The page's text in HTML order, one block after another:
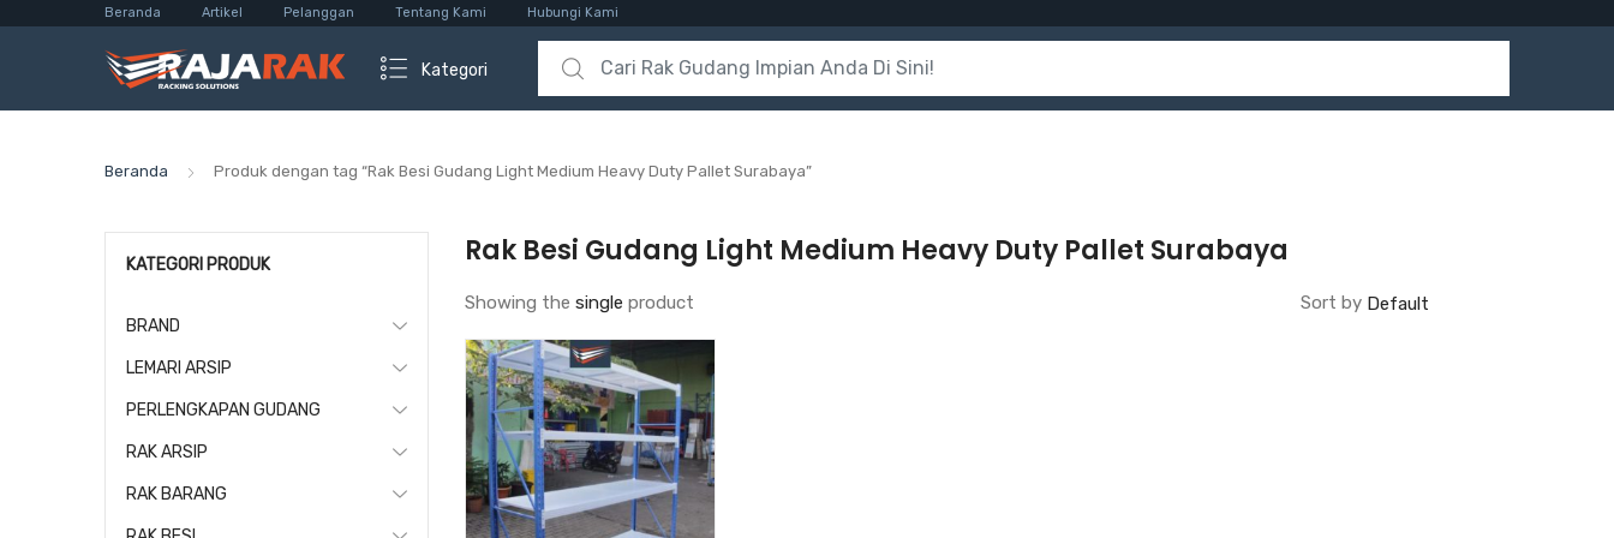
Beranda Artikel Pelanggan Tentang Kami Hubungi Kami
Kategori
Search for:
Beranda Produk dengan tag “Rak Besi Gudang Light Medium Heavy Duty Pallet Surabaya”
Rak Besi Gudang Light Medium Heavy Duty Pallet Surabaya
Showing the single product Sort by
KATEGORI PRODUK
BRAND
LEMARI ARSIP
PERLENGKAPAN GUDANG
RAK ARSIP
RAK BARANG